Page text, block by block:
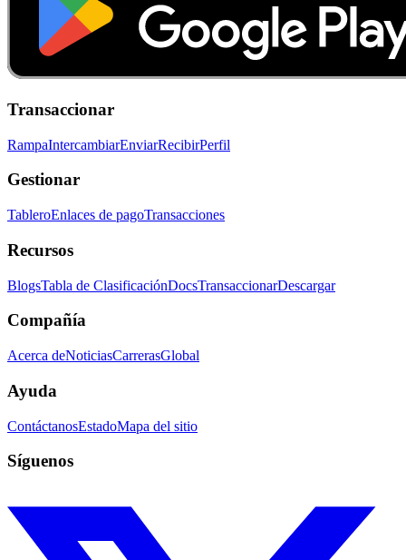
Transaccionar
RampaIntercambiarEnviarRecibirPerfil
Gestionar
TableroEnlaces de pagoTransacciones
Recursos
BlogsTabla de ClasificaciónDocsTransaccionarDescargar
Compañía
Acerca deNoticiasCarrerasGlobal
Ayuda
ContáctanosEstadoMapa del sitio
Síguenos